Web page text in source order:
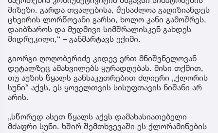
მიზეზი. გარდა თვალებისა, შესაძლოა გაღიზიანდეს
ცხვირის ლორწოვანი გარსი, ხოლო კანი გამოშრეს,
დაიბზაროს და მუდმივი სიმშრალისკენ გახდეს
მიდრეკილი,“ – განმარტავს ექიმი.
გიორგი ღოღობერიძე კიდევ ერთ მნიშვნელოვან
დეტალზეც ამახვილებს ყურადღებას. მისი თქმით,
თუ აუზის წყალს განსაკუთრებით ძლიერი „ქლორის
სუნი“ აქვს, ეს ყოველთვის სისუფთავის ნიშანი არ
არის.
„სწორედ ასეთ წყალს აქვს დამახასიათებელი
მძაფრი სუნი. ხშირ შემთხვევაში ეს ქლორამინების